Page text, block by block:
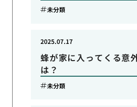
未分類
蜂が家に入ってくる意
は？
2025.07.17
未分類